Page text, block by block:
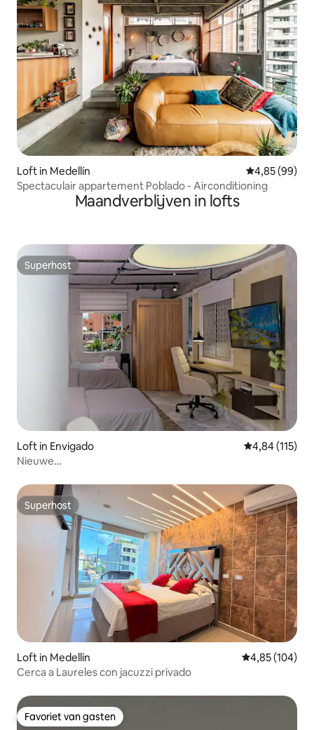
Loft in Medellín Gemiddelde
4,85 (99)
Spectaculair appartement Poblado - Airconditioning
Maandverblijven in lofts
Superhost
Superhost
Loft in Envigado Gemiddelde
4,84 (115)
Nieuwe
Superhost
Superhost
Loft in Medellín Gemiddelde
4,85 (104)
Cerca a Laureles con jacuzzi privado
Favoriet van gasten
Favoriet van gasten